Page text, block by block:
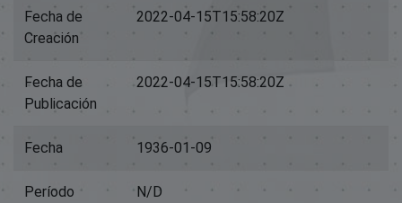
Fecha de
Creación
2022-04-15T15:58:20Z
Fecha de
Publicación
2022-04-15T15:58:20Z
Fecha 1936-01-09
Período
N/D